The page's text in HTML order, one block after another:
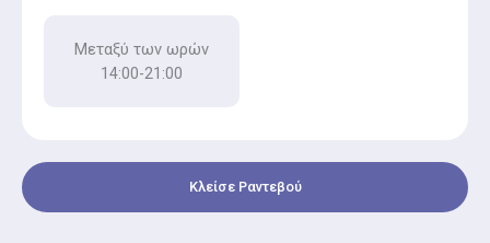
Μεταξύ των ωρών
14:00-21:00
Κλείσε Ραντεβού